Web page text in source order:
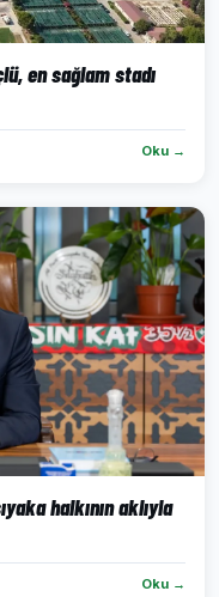
en sağlam stadı
Oku →
halkının aklıyla
Oku →